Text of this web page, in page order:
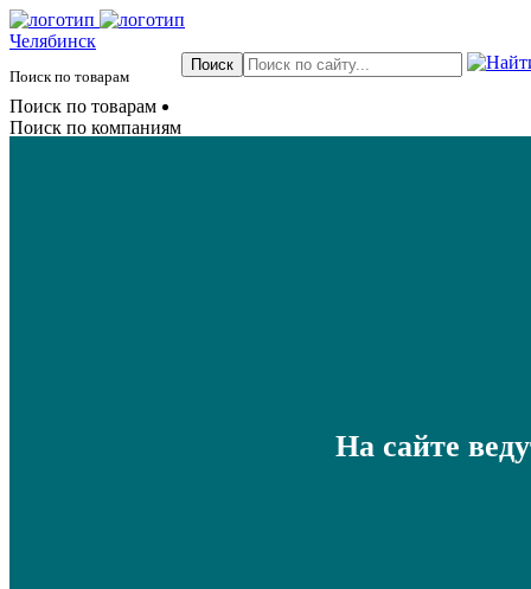
Челябинск
Поиск по товарам
Поиск по товарам
Поиск по компаниям
На сайте